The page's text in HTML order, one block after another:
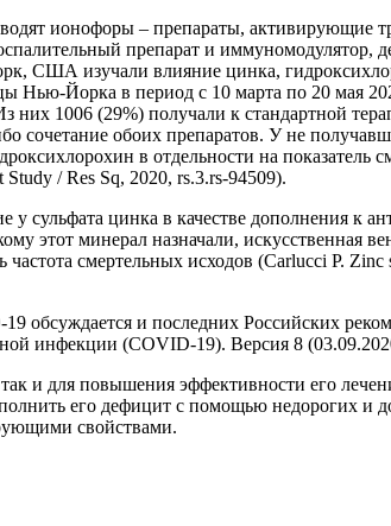
ионофоры – препараты, активирующие
препарат и иммуномодулятор,
США изучали влияние цинка,
Нью-Йорка в период с 10 марта по 20 мая
них 1006 (29%) получали к стандартной
сочетание обоих препаратов. У не
в отдельности на показатель
/ Res Sq, 2020, rs.3.rs-94509).
сульфата цинка в качестве дополнения к
этот минерал назначали, искусственная
смертельных исходов (Carlucci P.
обсуждается и последних Российских
инфекции (COVID-19). Версия 8
и для повышения эффективности его
его дефицит с помощью недорогих и
свойствами.